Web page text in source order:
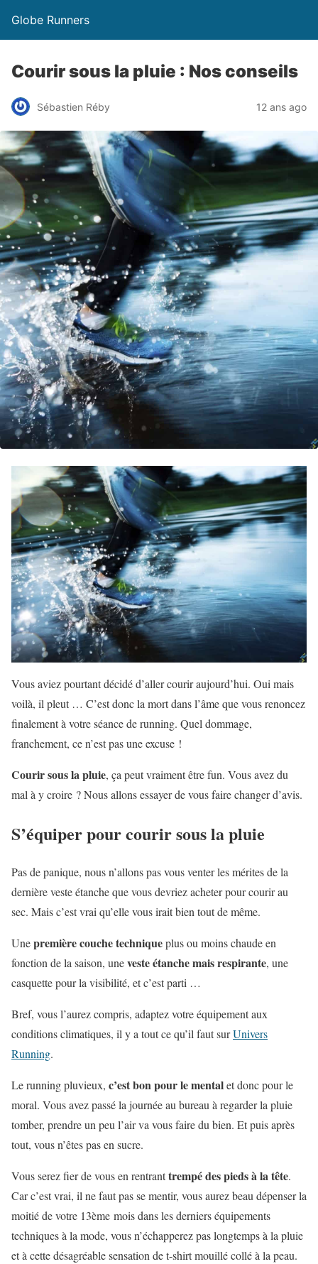
Globe Runners
Courir sous la pluie : Nos conseils
Sébastien Réby 12 ans ago
Vous aviez pourtant décidé d’aller courir aujourd’hui. Oui mais
voilà, il pleut … C’est donc la mort dans l’âme que vous renoncez
finalement à votre séance de running. Quel dommage,
franchement, ce n’est pas une excuse !
Courir sous la pluie, ça peut vraiment être fun. Vous avez du
mal à y croire ? Nous allons essayer de vous faire changer d’avis.
S’équiper pour courir sous la pluie
Pas de panique, nous n’allons pas vous venter les mérites de la
dernière veste étanche que vous devriez acheter pour courir au
sec. Mais c’est vrai qu’elle vous irait bien tout de même.
Unepremière couche techniqueplus ou moins chaude en
fonction de la saison, uneveste étanche mais respirante, une
casquette pour la visibilité, et c’est parti …
Bref, vous l’aurez compris, adaptez votre équipement aux
conditions climatiques, il y a tout ce qu’il faut surUnivers
Running.
Le running pluvieux, c’est bon pour le mentalet donc pour le
moral. Vous avez passé la journée au bureau à regarder la pluie
tomber, prendre un peu l’air va vous faire du bien. Et puis après
tout, vous n’êtes pas en sucre.
Vous serez fier de vous en rentranttrempé des pieds à la tête.
Car c’est vrai, il ne faut pas se mentir, vous aurez beau dépenser la
moitié de votre 13ème mois dans les derniers équipements
techniques à la mode, vous n’échapperez pas longtemps à la pluie
et à cette désagréable sensation de t-shirt mouillé collé à la peau.